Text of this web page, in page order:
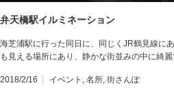
弁天橋駅イルミネーション
海芝浦駅に行った同日に、同じくJR鶴見線に
も見える場所にあり、静かな街並みの中に綺
2018/2/16 イベント , 名所, 街さんぽ